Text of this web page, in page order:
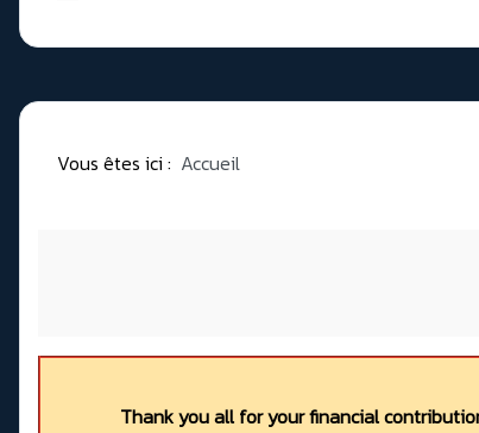
Vous êtes ici : Accueil
Thank you all for your financial